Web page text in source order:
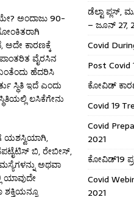
ಅಂದಾಜು 90-
ಕಾರಣಕ್ಕೆ
ವೈರಸಿನ
ಹೆದರಿಸಿ
ಸ್ಥಿತಿ ಇದೆ ಎಂದು
ಲಸಿಕೆಗೇನು
ಯಶಸ್ವಿಯಾಗಿ,
ಬಿ, ರೇಬೀಸ್,
ಅಥವಾ
ಯಾವುದೇ
ಡೆಲ್ಟಾ ಪ್ಲಸ್,
– ಜೂನ್ 27,
Covid
Post Covid
ಕೋವಿಡ್
Covid 19
Covid
2021
ಕೋವಿಡ್19
Covid
2021